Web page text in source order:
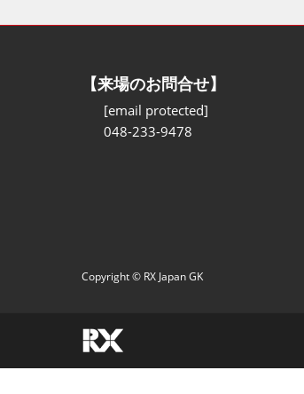
【来場のお問合せ】
[email protected]
048-233-9478
Copyright © RX Japan GK